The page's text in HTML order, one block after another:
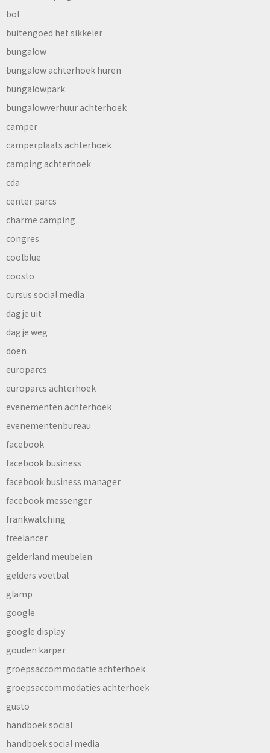
bol
buitengoed het sikkeler
bungalow
bungalow achterhoek huren
bungalowpark
bungalowverhuur achterhoek
camper
camperplaats achterhoek
camping achterhoek
cda
center parcs
charme camping
congres
coolblue
coosto
cursus social media
dagje uit
dagje weg
doen
europarcs
europarcs achterhoek
evenementen achterhoek
evenementenbureau
facebook
facebook business
facebook business manager
facebook messenger
frankwatching
freelancer
gelderland meubelen
gelders voetbal
glamp
google
google display
gouden karper
groepsaccommodatie achterhoek
groepsaccommodaties achterhoek
gusto
handboek social
handboek social media